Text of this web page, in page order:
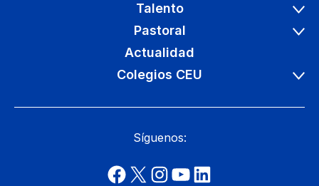
Talento
Pastoral
Actualidad
Colegios CEU
Síguenos: